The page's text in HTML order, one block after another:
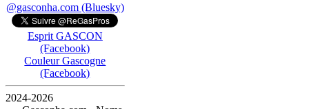
@gasconha.com (Bluesky)
Esprit GASCON
(Facebook)
Couleur Gascogne
(Facebook)
2024-2026